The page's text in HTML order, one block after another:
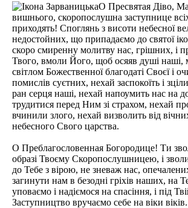
О Пресвятая Діво,
вишнього, скоропослушна заступнице
приходять! Споглянь з висоти небесної
недостойних, що припадаємо до святої
скоро смиренну молитву нас, грішних, і
Твого, вмоли Його, щоб осяяв душі наші,
світлом Божественної благодаті Своєї і
помислів суєтних, нехай заспокоїть і
ран серця наші, нехай напоумить нас на
трудитися перед Ним зі страхом, нехай
вчинили злого, нехай визволить від
небесного Свого царства.
О Преблагословенная Богородице! Ти
образі Твоєму Скоропослушницею, і
до Тебе з вірою, не зневаж нас,
загинути нам в безодні гріхів наших, на
уповаємо і надіємося на спасіння, і під
Заступництво вручаємо себе на віки